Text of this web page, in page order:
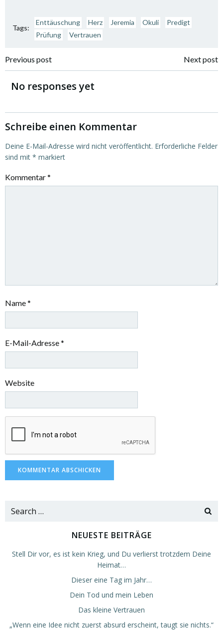
Tags:
Enttäuschung Herz Jeremia Okuli
Predigt
Prüfung
Vertrauen
Post
navigation
Previous post Next post
No responses yet
Schreibe einen Kommentar
Deine E-Mail-Adresse wird nicht veröffentlicht. Erforderliche Felder
sind mit * markiert
Kommentar*
Name*
E-Mail-Adresse*
Website
Search
NEUESTE BEITRÄGE
Stell Dir vor, es ist kein Krieg, und Du verlierst trotzdem Deine
Heimat…
Dieser eine Tag im Jahr…
Dein Tod und mein Leben
Das kleine Vertrauen
„Wenn eine Idee nicht zuerst absurd erscheint, taugt sie nichts.“